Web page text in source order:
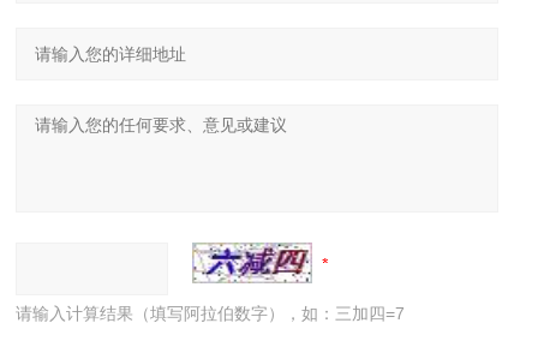
请输入计算结果（填写阿拉伯数字），如：三加四=7